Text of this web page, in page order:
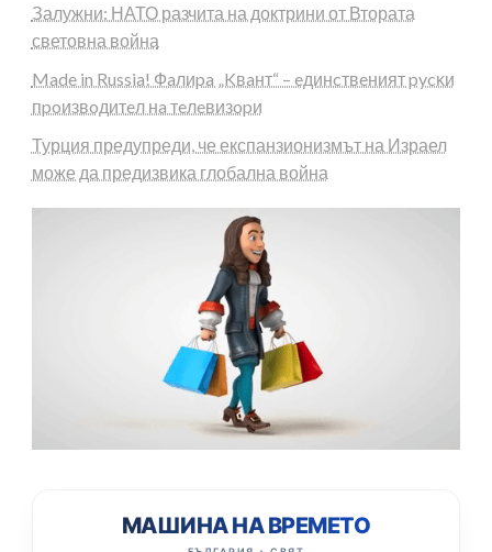
Залужни: НАТО разчита на доктрини от Втората
световна война
Made in Russia! Фaлиpa „Kвaнт“ – eдинcтвeният pycĸи
пpoизвoдитeл нa тeлeвизopи
Турция предупреди, че експанзионизмът на Израел
може да предизвика глобална война
МАШИНА НА ВРЕМЕТО